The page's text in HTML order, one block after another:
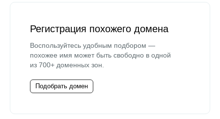
Регистрация похожего домена
Воспользуйтесь удобным подбором —
похожее имя может быть свободно в одной
из 700+ доменных зон.
Подобрать домен